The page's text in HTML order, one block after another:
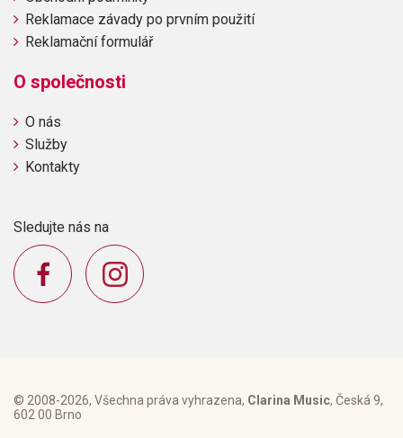
Reklamace závady po prvním použití
Reklamační formulář
O společnosti
O nás
Služby
Kontakty
Sledujte nás na
© 2008-2026, Všechna práva vyhrazena, Clarina Music, Česká 9,
602 00 Brno